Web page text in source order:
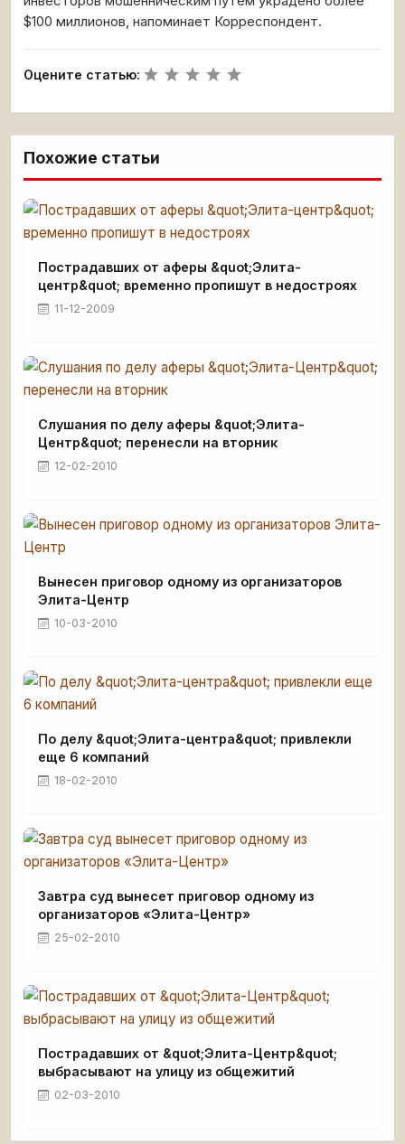
$100 миллионов, напоминает Корреспондент.
Оцените статью:
Похожие статьи
Пострадавших от аферы &quot;Элита-
центр&quot; временно пропишут в недостроях
11-12-2009
Слушания по делу аферы &quot;Элита-
Центр&quot; перенесли на вторник
12-02-2010
Вынесен приговор одному из организаторов
Элита-Центр
10-03-2010
По делу &quot;Элита-центра&quot; привлекли
еще 6 компаний
18-02-2010
Завтра суд вынесет приговор одному из
организаторов «Элита-Центр»
25-02-2010
Пострадавших от &quot;Элита-Центр&quot;
выбрасывают на улицу из общежитий
02-03-2010